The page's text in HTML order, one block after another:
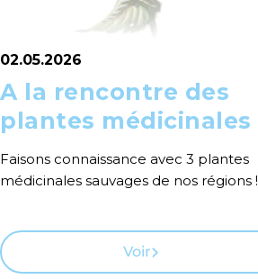
02.05.2026
A la rencontre des
plantes médicinales
Faisons connaissance avec 3 plantes
médicinales sauvages de nos régions !
Voir